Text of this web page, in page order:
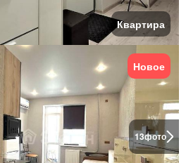
Квартира
13фото
Новое